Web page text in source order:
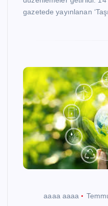
gazetede yayınlanan
aaaa aaaa